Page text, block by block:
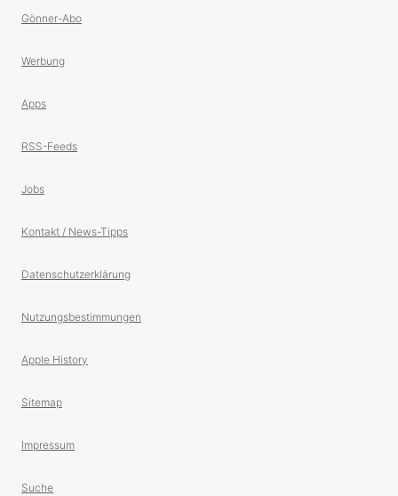
Gönner-Abo
Werbung
Apps
RSS-Feeds
Jobs
Kontakt / News-Tipps
Datenschutzerklärung
Nutzungsbestimmungen
Apple History
Sitemap
Impressum
Suche